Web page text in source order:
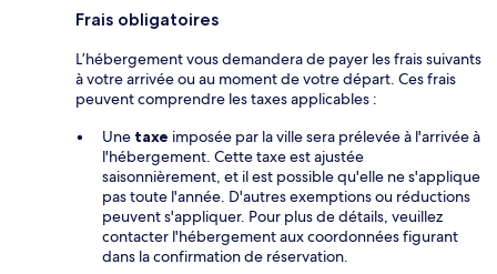
Frais obligatoires
L’hébergement vous demandera de payer les frais suivants
à votre arrivée ou au moment de votre départ. Ces frais
peuvent comprendre les taxes applicables :
Une taxe imposée par la ville sera prélevée à l'arrivée à
l'hébergement. Cette taxe est ajustée
saisonnièrement, et il est possible qu'elle ne s'applique
pas toute l'année. D'autres exemptions ou réductions
peuvent s'appliquer. Pour plus de détails, veuillez
contacter l'hébergement aux coordonnées figurant
dans la confirmation de réservation.